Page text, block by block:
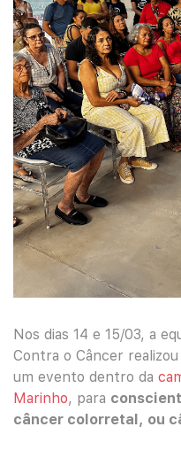
Nos dias 14 e 15/03, a
Contra o Câncer
um evento dentro da
Marinho, para
câncer colorretal, ou